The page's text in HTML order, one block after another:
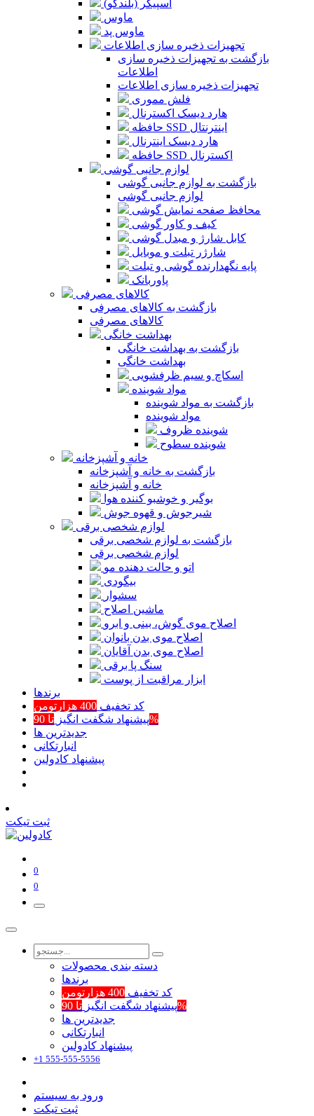
اسپیکر (بلندگو)
ماوس
ماوس پد
تجهیزات ذخیره سازی اطلاعات
بازگشت به تجهیزات ذخیره سازی
اطلاعات
تجهیزات ذخیره سازی اطلاعات
فلش مموری
هارد دیسک اکسترنال
حافظه SSD اینترنتال
هارد دیسک اینترنال
حافظه SSD اکسترنال
لوازم جانبی گوشی
بازگشت به لوازم جانبی گوشی
لوازم جانبی گوشی
محافظ صفحه نمایش گوشی
کیف و کاور گوشی
کابل شارژ و مبدل گوشی
شارژر تبلت و موبایل
پایه نگهدارنده گوشی و تبلت
پاوربانک
کالاهای مصرفی
بازگشت به کالاهای مصرفی
کالاهای مصرفی
بهداشت خانگی
بازگشت به بهداشت خانگی
بهداشت خانگی
اسکاچ و سیم ظرفشویی
مواد شوینده
بازگشت به مواد شوینده
مواد شوینده
شوینده ظروف
شوینده سطوح
خانه و آشپزخانه
بازگشت به خانه و آشپزخانه
خانه و آشپزخانه
بوگیر و خوشبو کننده هوا
شیرجوش و قهوه جوش
لوازم شخصی برقی
بازگشت به لوازم شخصی برقی
لوازم شخصی برقی
اتو و حالت دهنده مو
بیگودی
سشوار
ماشین اصلاح
اصلاح موی گوش، بینی و ابرو
اصلاح موی بدن بانوان
اصلاح موی بدن آقایان
سنگ پا برقی
ابزار مراقبت از پوست
برند‌ها
کد تخفیف 400 هزارتومن
پیشنهاد شگفت انگیزتا 90%
جدیدترین ها
انبارتکانی
پیشنهاد کادولین
ثبت تیکت
0
0
دسته بندی محصولات
برند‌ها
کد تخفیف 400 هزارتومن
پیشنهاد شگفت انگیزتا 90%
جدیدترین ها
انبارتکانی
پیشنهاد کادولین
+1 555-555-5556
ورود به سیستم
ثبت تیکت